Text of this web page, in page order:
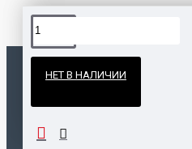
НЕТ В НАЛИЧИИ
ПОПУЛЯРНЫЕ ТОВАРЫ